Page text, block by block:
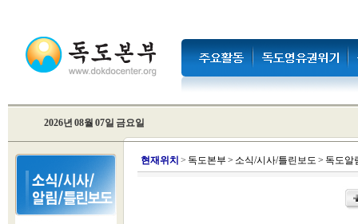
2026년 08월 07일 금요일
현재위치 > 독도본부 > 소식/시사/틀린보도 > 독도알